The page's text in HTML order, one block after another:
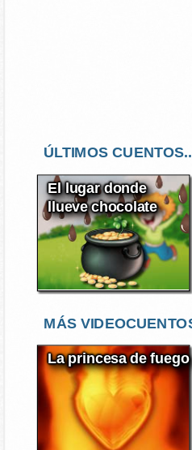
ÚLTIMOS
El lugar donde
llueve chocolate
MÁS
La princesa de fuego